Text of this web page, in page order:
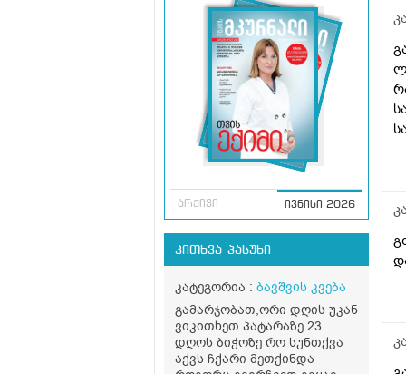
არქივი ივნისი 2026
კითხვა-პასუხი
კატეგორია : ბავშვის კვება
გამარჯობათ,ორი დღის უკან
ვიკითხეთ პატარაზე 23
დღოს ბიჭოზე რო სუნთქვა
აქვს ჩქარი მეთქინდა